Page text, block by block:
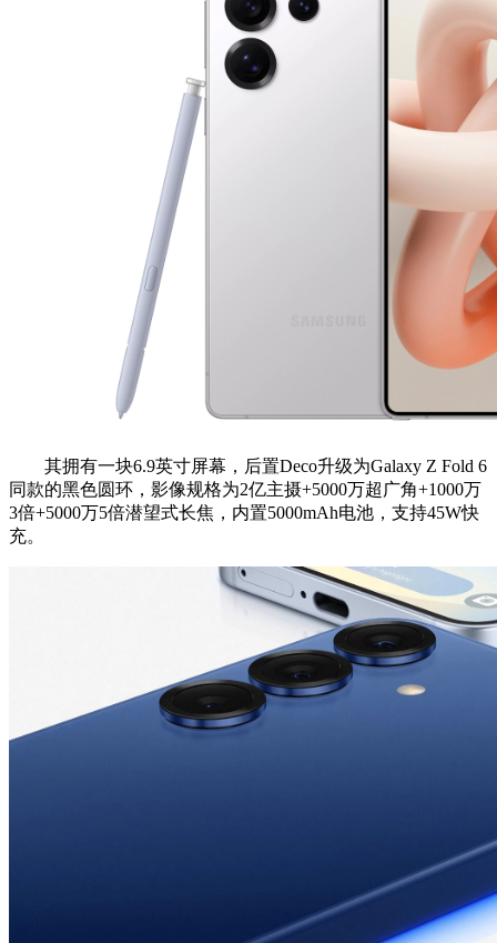
其拥有一块6.9英寸屏幕，后置Deco升级为Galaxy Z Fold 6
同款的黑色圆环，影像规格为2亿主摄+5000万超广角+1000万
3倍+5000万5倍潜望式长焦，内置5000mAh电池，支持45W快
充。